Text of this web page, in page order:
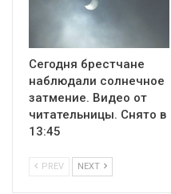
Сегодня брестчане
наблюдали солнечное
затмение. Видео от
читательницы. Снято в
13:45
PREV NEXT